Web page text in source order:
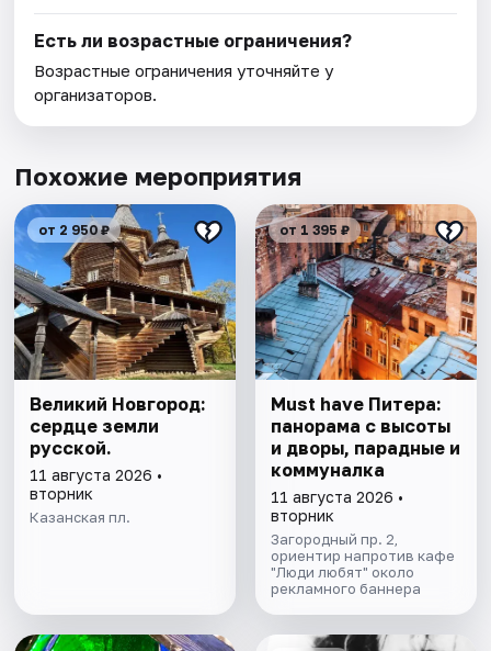
Есть ли возрастные ограничения?
Возрастные ограничения уточняйте у
организаторов.
Похожие мероприятия
от 2 950 ₽
Великий Новгород:
сердце земли
русской.
11 августа 2026 •
вторник
Казанская пл.
от 1 395 ₽
Must have Питера:
панорама с высоты
и дворы, парадные и
коммуналка
11 августа 2026 •
вторник
Загородный пр. 2,
ориентир напротив кафе
"Люди любят" около
рекламного баннера